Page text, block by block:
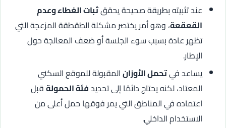
عند تثبيته بطريقة صحيحة يحققثبات الغطاء وعدم
القعقعة، وهو أمر يختصر مشكلة الطقطقة المزعجة التي
تظهر عادة بسبب سوء الجلسة أو ضعف المعالجة حول
الإطار.
يساعد فيتحمل الأوزانالمقبولة للموقع السكني
المعتاد، لكنه يحتاج دائمًا إلى تحديدفئة الحمولةقبل
اعتماده في المناطق التي يمر فوقها حمل أعلى من
الاستخدام الداخلي.